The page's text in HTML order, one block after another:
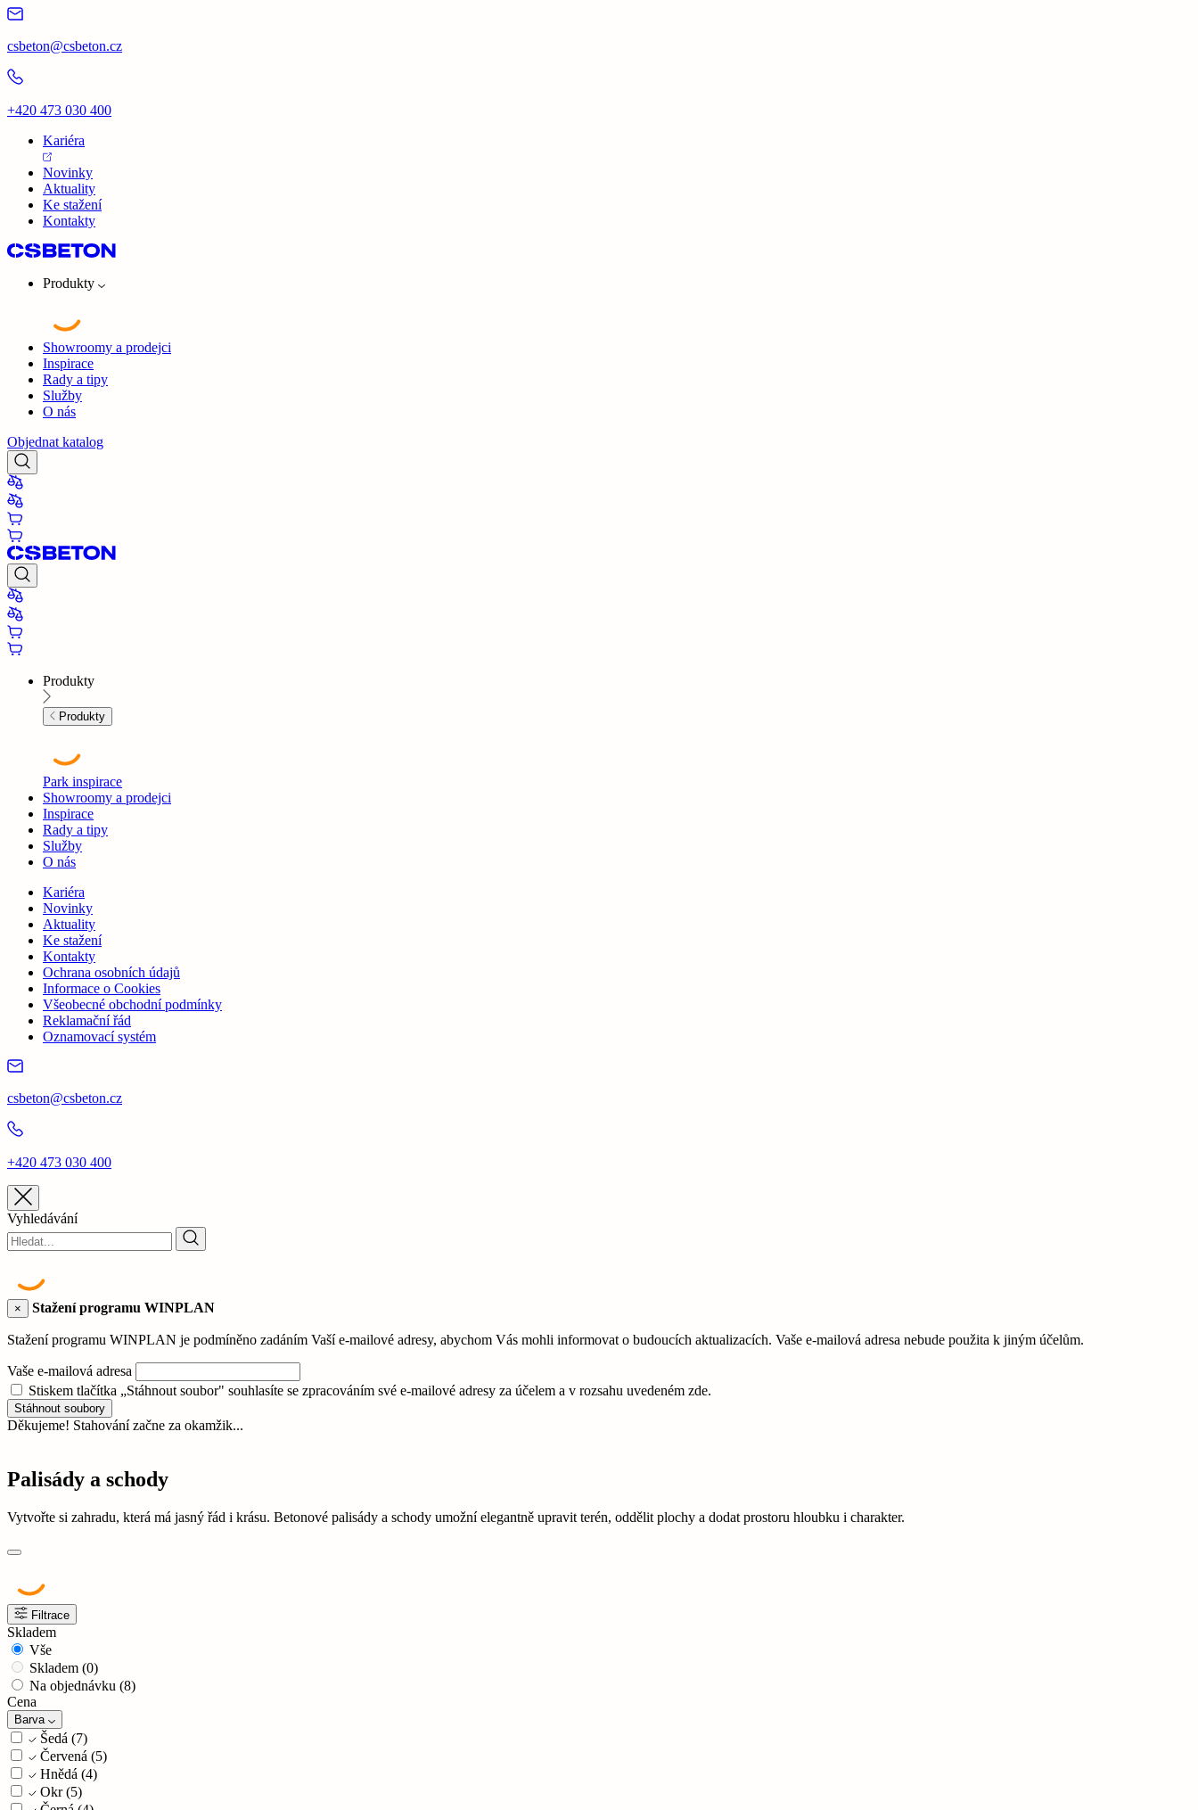
csbeton@csbeton.cz
+420 473 030 400
Kariéra
Novinky
Aktuality
Ke stažení
Kontakty
Produkty
Showroomy a prodejci
Inspirace
Rady a tipy
Služby
O nás
Objednat katalog
Produkty
Produkty
Park inspirace
Showroomy a prodejci
Inspirace
Rady a tipy
Služby
O nás
Kariéra
Novinky
Aktuality
Ke stažení
Kontakty
Ochrana osobních údajů
Informace o Cookies
Všeobecné obchodní podmínky
Reklamační řád
Oznamovací systém
csbeton@csbeton.cz
+420 473 030 400
Vyhledávání
× Stažení programu WINPLAN
Stažení programu WINPLAN je podmíněno zadáním Vaší e-mailové adresy, abychom Vás mohli informovat o budoucích aktualizacích. Vaše e-mailová adresa nebude použita k jiným účelům.
Vaše e-mailová adresa
Stiskem tlačítka „Stáhnout soubor" souhlasíte se zpracováním své e-mailové adresy za účelem a v rozsahu uvedeném zde.
Stáhnout soubory
Děkujeme! Stahování začne za okamžik...
Palisády a schody
Vytvořte si zahradu, která má jasný řád i krásu. Betonové palisády a schody umožní elegantně upravit terén, oddělit plochy a dodat prostoru hloubku i charakter.
Filtrace
Skladem
Vše
Skladem (0)
Na objednávku (8)
Cena
Barva
Šedá (7)
Červená (5)
Hnědá (4)
Okr(5)